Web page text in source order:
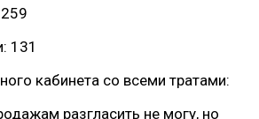
131
кабинета со всеми тратами:
разгласить не могу, но